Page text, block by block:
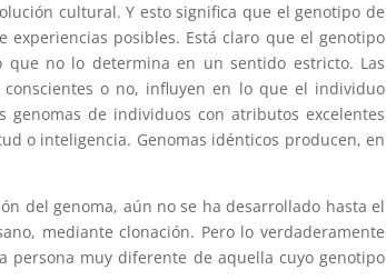
cultural. Y esto significa que el genotipo de
posibles. Está claro que el genotipo
no lo determina en un sentido estricto. Las
o no, influyen en lo que el individuo
de individuos con atributos excelentes
o inteligencia. Genomas idénticos producen, en
del genoma, aún no se ha desarrollado hasta el
mediante clonación. Pero lo verdaderamente
muy diferente de aquella cuyo genotipo